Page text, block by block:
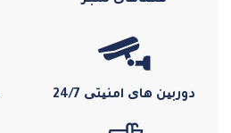
دوربین های امنیتی 24/7